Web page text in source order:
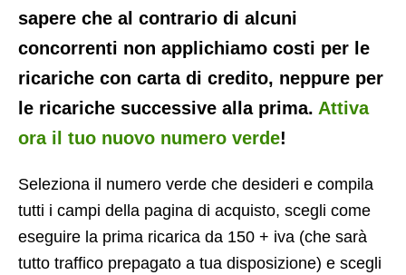
sapere che al contrario di alcuni
concorrenti non applichiamo costi per le
ricariche con carta di credito, neppure per
le ricariche successive alla prima. Attiva
ora il tuo nuovo numero verde!
Seleziona il numero verde che desideri e compila
tutti i campi della pagina di acquisto, scegli come
eseguire la prima ricarica da 150 + iva (che sarà
tutto traffico prepagato a tua disposizione) e scegli